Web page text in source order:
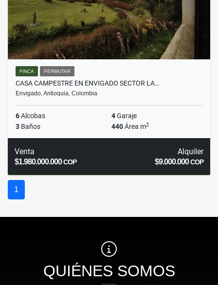
FINCA PERMUTAR
CASA CAMPESTRE EN ENVIGADO SECTOR LA…
Envigado, Antioquia, Colombia
6Alcobas 4Garaje
3 Baños 440Área m2
Venta
$1.980.000.000COP
Alquiler
$9.000.000COP
1
QUIÉNES SOMOS